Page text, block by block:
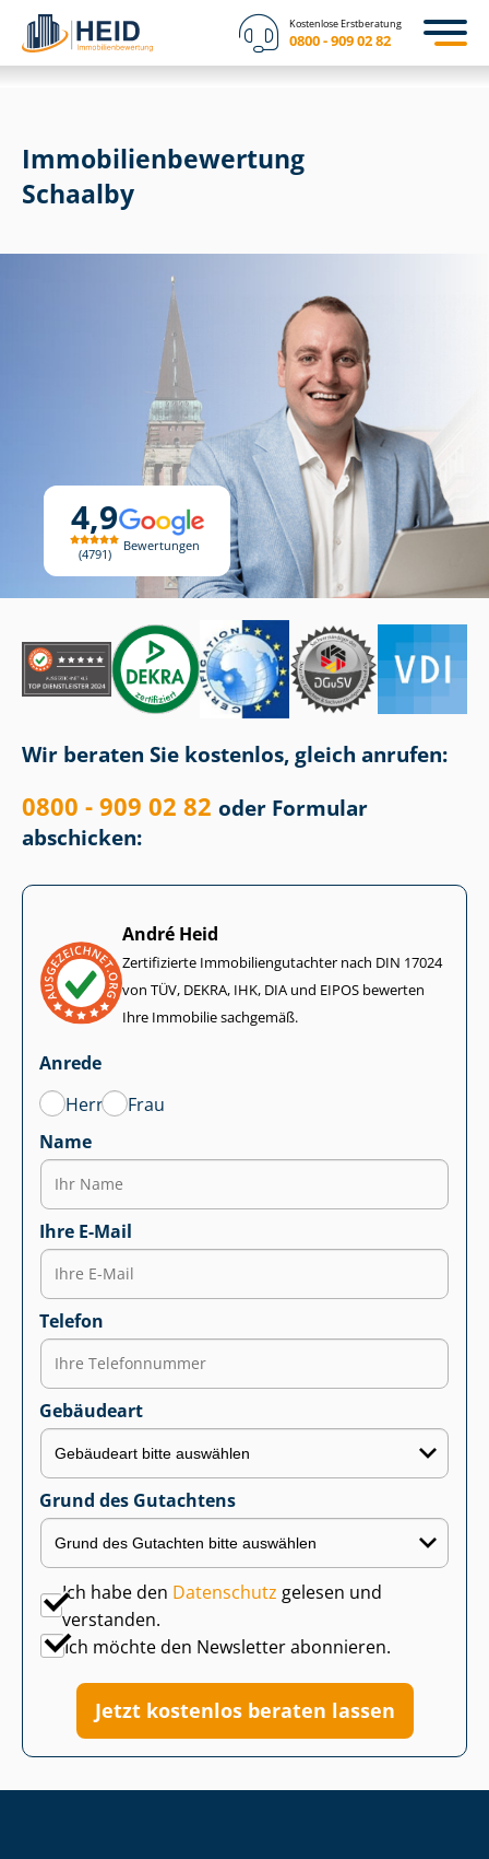
Kostenlose Erstberatung
0800 - 909 02 82
4,9
4791
Bewertungen
Immobilien­bewertung
Schaalby
Wir beraten Sie kostenlos, gleich anrufen:
0800 - 909 02 82 oder Formular
abschicken:
André Heid
Zertifizierte Im­mo­bi­li­en­gut­ach­ter nach DIN 17024
von TÜV, DEKRA, IHK, DIA und EIPOS bewerten
Ihre Immobilie sachgemäß.
Anrede
Herr
Frau
Name
Ihre E-Mail
Telefon
Gebäudeart
Grund des Gutachtens
Ich habe den Datenschutz gelesen und
verstanden.
Ich möchte den Newsletter abonnieren.
Jetzt kostenlos beraten lassen